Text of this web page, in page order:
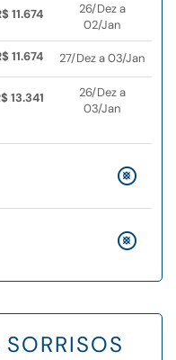
11.674
26/Dez a
02/Jan
11.674 27/Dez a 03/Jan
13.341
26/Dez a
03/Jan